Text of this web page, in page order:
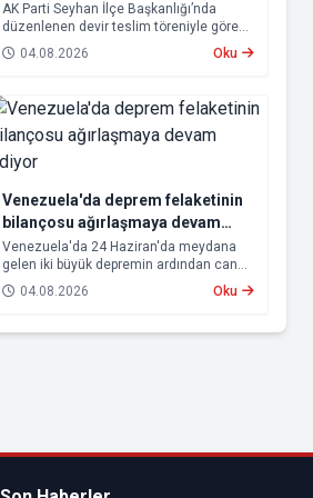
AK Parti Seyhan İlçe Başkanlığı’nda
düzenlenen devir teslim töreniyle görevi
devralan Ali Coşkun resmen görevine
başladı. Hizmet vurgusu yapan Coşkun,
metrekaresine sevdalı olmaktır” dedi.
04.08.2026 Oku
Venezuela'da deprem felaketinin
bilançosu ağırlaşmaya devam
ediyor
Venezuela'da 24 Haziran'da meydana
gelen iki büyük depremin ardından can
kaybı artmaya devam ediyor.
04.08.2026 Oku